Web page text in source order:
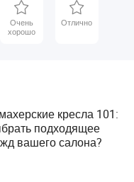
Очень
хорошо
Отлично
кресла 101:
подходящее
вашего салона?